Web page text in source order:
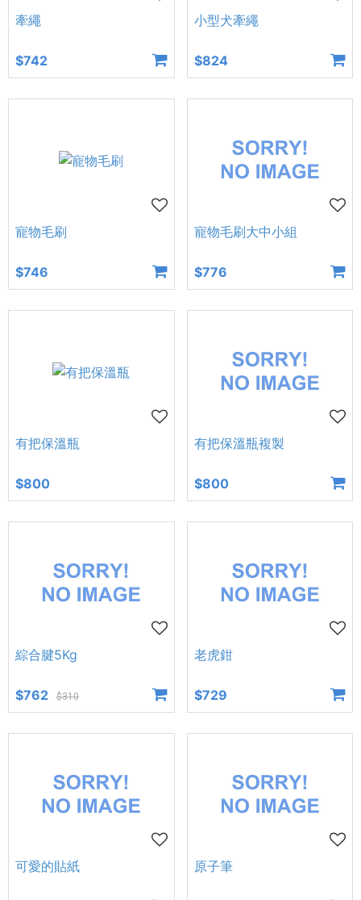
牽繩
$742
小型犬牽繩
$824
寵物毛刷
$746
寵物毛刷大中小組
$776
有把保溫瓶
$800
有把保溫瓶複製
$800
綜合腱5Kg
$762 $310
老虎鉗
$729
可愛的貼紙 原子筆